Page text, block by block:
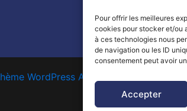
Pour offrir les meilleures
cookies pour stocker et/ou
à ces technologies nous
de navigation ou les ID
consentement peut avoir
Accepter
WordPress Astra